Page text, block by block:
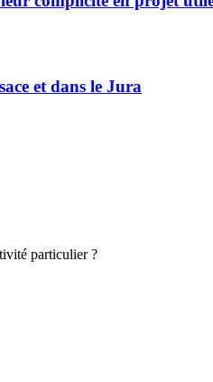
et dans le Jura
particulier ?